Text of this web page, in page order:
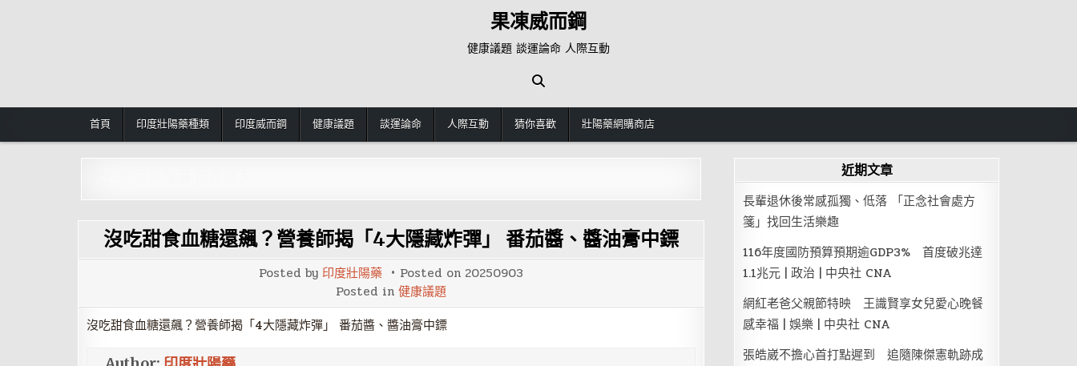
果凍威而鋼
健康議題 談運論命 人際互動
首頁 印度壯陽藥種類 印度威而鋼 健康議題 談運論命 人際互動 猜你喜歡 壯陽藥網購商店
沒吃甜食血糖還飆？營養師揭「4大隱藏炸彈」 番茄醬、醬油膏中鏢
Posted by 印度壯陽藥 Posted on 20250903
Posted in 健康議題
沒吃甜食血糖還飆？營養師揭「4大隱藏炸彈」 番茄醬、醬油膏中鏢
近期文章
長輩退休後常感孤獨、低落 「正念社會處方
箋」找回生活樂趣
116年度國防預算預期逾GDP3% 首度破兆達
1.1兆元 | 政治 | 中央社 CNA
網紅老爸父親節特映 王識賢享女兒愛心晚餐
感幸福 | 娛樂 | 中央社 CNA
張皓崴不擔心首打點遲到 追隨陳傑憲軌跡成